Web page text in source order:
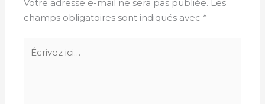
Votre adresse e-mail ne sera pas publiée. Les
champs obligatoires sont indiqués avec *
Écrivez
ici…